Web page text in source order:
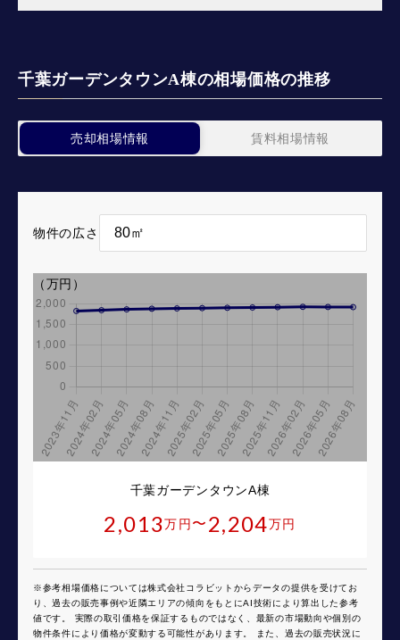
千葉ガーデンタウンA棟の相場価格の推移
売却相場情報 賃料相場情報
物件の広さ
千葉ガーデンタウンA棟
2,013万円 〜 2,204万円
※参考相場価格については株式会社コラビットからデータの提供を受けてお
り、過去の販売事例や近隣エリアの傾向をもとにAI技術により算出した参考
値です。 実際の取引価格を保証するものではなく、最新の市場動向や個別の
物件条件により価格が変動する可能性があります。 また、過去の販売状況に
（万円）